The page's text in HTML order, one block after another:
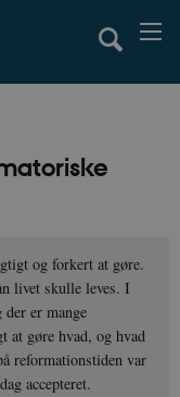
og forkert at gøre.
livet skulle leves. I
der er mange
at gøre hvad, og hvad
reformationstiden var
accepteret.